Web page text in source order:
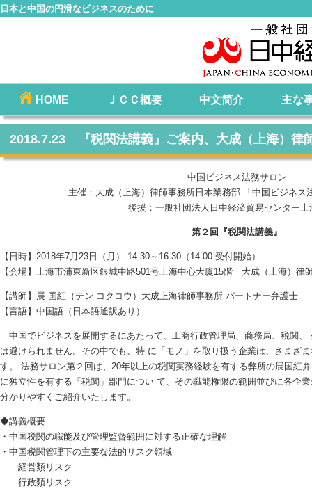
日本と中国の円滑なビジネスのために
メインメニュー
HOME ＪＣＣ概要 中文简介 主な
2018.7.23 『税関法講義』ご案内、大成（上海）律
中国ビジネス法務サロン
主催：大成（上海）律師事務所日本業務部 「中国ビジネス
後援：一般社団法人日中経済貿易センター上
第２回『税関法講義』
【日時】2018年7月23日（月） 14:30～16:30（14:00 受付開始）
【会場】上海市浦東新区銀城中路501号上海中心大廈15階 大成（上海）律
【講師】展 国紅（テン コクコウ）大成上海律師事務所 パートナー弁護士
【言語】中国語（日本語通訳あり）
中国でビジネスを展開するにあたって、工商行政管理局、商務局、税関
は避けられません。その中でも、特 に「モノ」を取り扱う企業は、さまざ
す。 法務サロン第２回は、20年以上の税関実務経験を有する弊所の展国紅
に独立性を有する「税関」部門につい て、その職能権限の範囲並びに各企
分かりやすくご紹介いたします。
◆講義概要
・中国税関の職能及び管理監督範囲に対する正確な理解
・中国税関管理下の主要な法的リスク領域
経営類リスク
行政類リスク